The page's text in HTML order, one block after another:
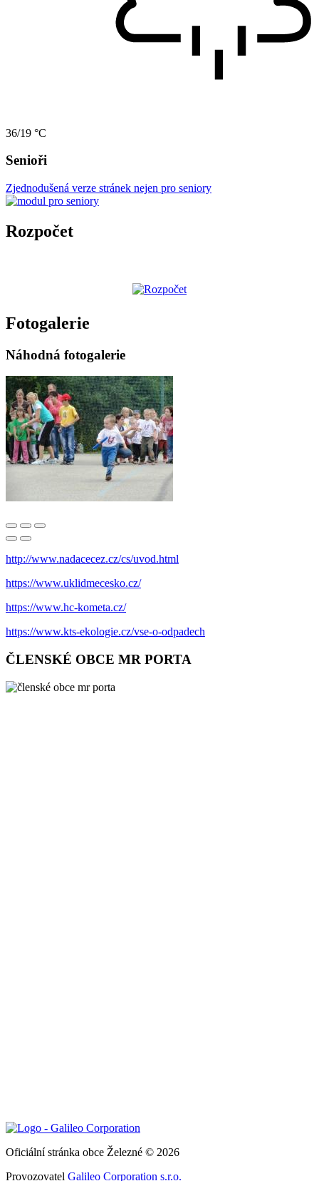
36/19 °C
Senioři
Zjednodušená verze stránek nejen pro seniory
Rozpočet
Fotogalerie
Náhodná fotogalerie
http://www.nadacecez.cz/cs/uvod.html
https://www.uklidmecesko.cz/
https://www.hc-kometa.cz/
https://www.kts-ekologie.cz/vse-o-odpadech
ČLENSKÉ OBCE MR PORTA
Oficiální stránka obce Železné © 2026
Provozovatel Galileo Corporation s.r.o.